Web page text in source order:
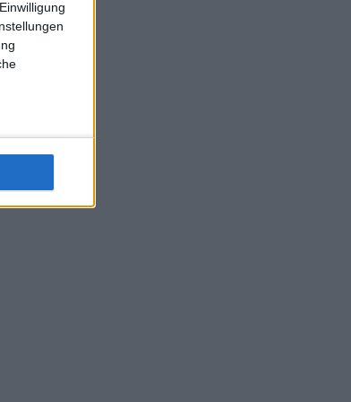
morge 3 Spiele absolvieren (2.
dank der hervorragenden Unterstützung
für F-A-A